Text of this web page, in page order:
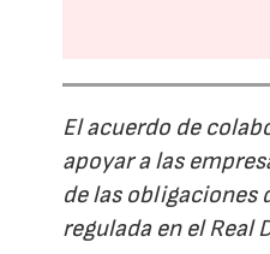
El acuerdo de
apoyar a las
de las obligaciones
regulada en el Real